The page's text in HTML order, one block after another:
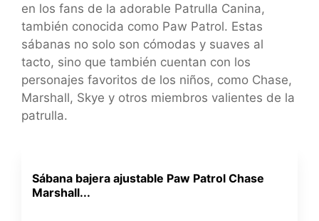
en los fans de la adorable Patrulla Canina,
también conocida como Paw Patrol. Estas
sábanas no solo son cómodas y suaves al
tacto, sino que también cuentan con los
personajes favoritos de los niños, como Chase,
Marshall, Skye y otros miembros valientes de la
patrulla.
Sábana bajera ajustable Paw Patrol Chase
Marshall...